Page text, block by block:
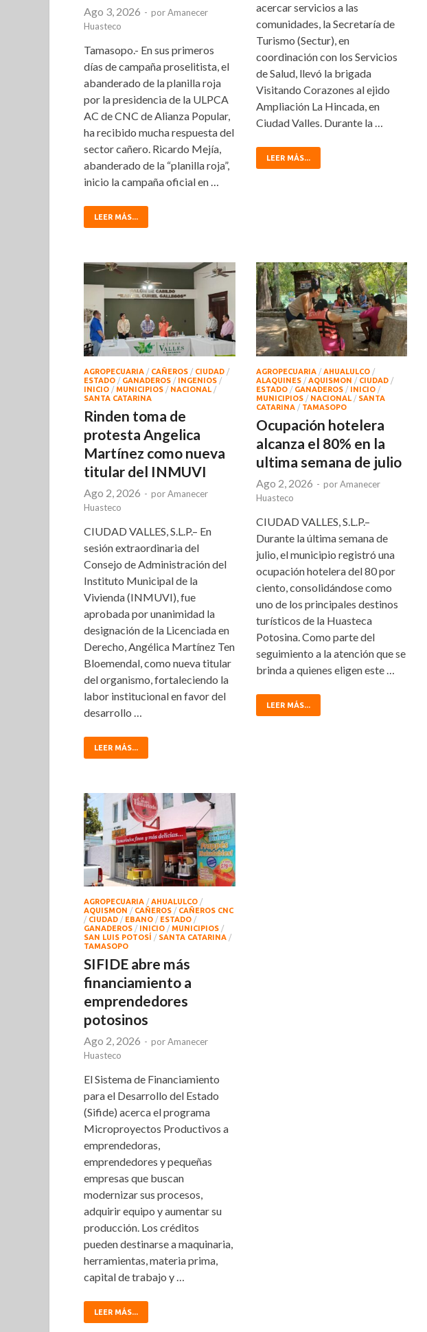
Ago 3, 2026 - porAmanecer
Huasteco
Tamasopo.- En sus primeros
días de campaña proselitista, el
abanderado de la planilla roja
por la presidencia de la ULPCA
AC de CNC de Alianza Popular,
ha recibido mucha respuesta del
sector cañero. Ricardo Mejía,
abanderado de la “planilla roja”,
inicio la campaña oficial en …
LEER MÁS...
acercar servicios a las
comunidades, la Secretaría de
Turismo (Sectur), en
coordinación con los Servicios
de Salud, llevó la brigada
Visitando Corazones al ejido
Ampliación La Hincada, en
Ciudad Valles. Durante la …
LEER MÁS...
AGROPECUARIA / CAÑEROS / CIUDAD /
ESTADO / GANADEROS / INGENIOS /
INICIO / MUNICIPIOS / NACIONAL /
SANTA CATARINA
Rinden toma de
protesta Angelica
Martínez como nueva
titular del INMUVI
Ago 2, 2026 - porAmanecer
Huasteco
CIUDAD VALLES, S.L.P.– En
sesión extraordinaria del
Consejo de Administración del
Instituto Municipal de la
Vivienda (INMUVI), fue
aprobada por unanimidad la
designación de la Licenciada en
Derecho, Angélica Martínez Ten
Bloemendal, como nueva titular
del organismo, fortaleciendo la
labor institucional en favor del
desarrollo …
LEER MÁS...
AGROPECUARIA/ AHUALULCO/
ALAQUINES/ AQUISMON / CIUDAD/
ESTADO/ GANADEROS/ INICIO/
MUNICIPIOS/ NACIONAL/ SANTA
CATARINA/ TAMASOPO
Ocupación hotelera
alcanza el 80% en la
ultima semana de julio
Ago 2, 2026 - porAmanecer
Huasteco
CIUDAD VALLES, S.L.P.–
Durante la última semana de
julio, el municipio registró una
ocupación hotelera del 80 por
ciento, consolidándose como
uno de los principales destinos
turísticos de la Huasteca
Potosina. Como parte del
seguimiento a la atención que se
brinda a quienes eligen este …
LEER MÁS...
AGROPECUARIA / AHUALULCO /
AQUISMON / CAÑEROS / CAÑEROS CNC
/ CIUDAD / EBANO / ESTADO /
GANADEROS / INICIO / MUNICIPIOS /
SAN LUIS POTOSÍ / SANTA CATARINA /
TAMASOPO
SIFIDE abre más
financiamiento a
emprendedores
potosinos
Ago 2, 2026 - porAmanecer
Huasteco
El Sistema de Financiamiento
para el Desarrollo del Estado
(Sifide) acerca el programa
Microproyectos Productivos a
emprendedoras,
emprendedores y pequeñas
empresas que buscan
modernizar sus procesos,
adquirir equipo y aumentar su
producción. Los créditos
pueden destinarse a maquinaria,
herramientas, materia prima,
capital de trabajo y …
LEER MÁS...